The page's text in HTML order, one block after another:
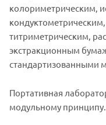
колориметрическим,
титриметрическим,
экстракционным
стандартизованными
Портативная
модульному принципу.